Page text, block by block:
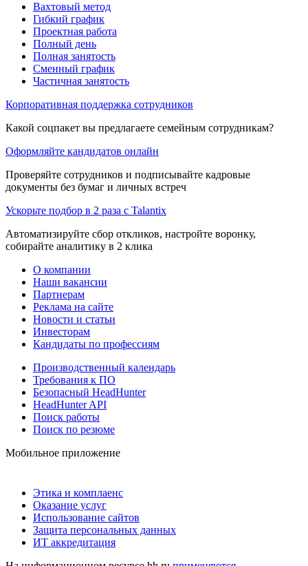
Вахтовый метод
Гибкий график
Проектная работа
Полный день
Полная занятость
Сменный график
Частичная занятость
Корпоративная поддержка сотрудников
Какой соцпакет вы предлагаете семейным сотрудникам?
Оформляйте кандидатов онлайн
Проверяйте сотрудников и подписывайте кадровые
документы без бумаг и личных встреч
Ускорьте подбор в 2 раза с Talantix
Автоматизируйте сбор откликов, настройте воронку,
собирайте аналитику в 2 клика
О компании
Наши вакансии
Партнерам
Реклама на сайте
Новости и статьи
Инвесторам
Кандидаты по профессиям
Производственный календарь
Требования к ПО
Безопасный HeadHunter
HeadHunter API
Поиск работы
Поиск по резюме
Мобильное приложение
Этика и комплаенс
Оказание услуг
Использование сайтов
Защита персональных данных
ИТ аккредитация